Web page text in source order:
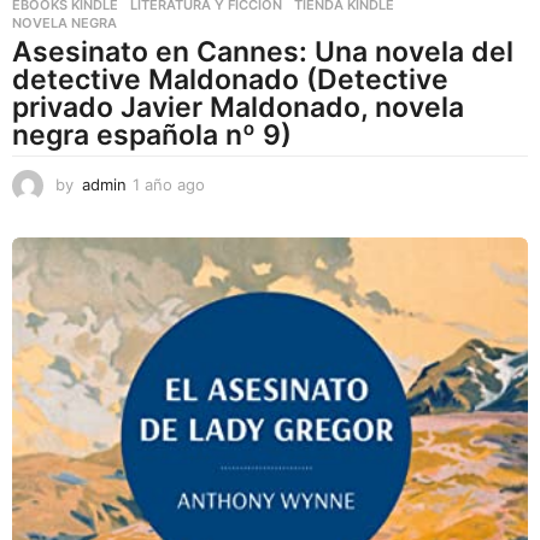
EBOOKS KINDLE ,LITERATURA Y FICCIÓN ,TIENDA KINDLE
NOVELA NEGRA
Asesinato en Cannes: Una novela del
detective Maldonado (Detective
privado Javier Maldonado, novela
negra española nº 9)
by admin 1 año ago
o
a
g